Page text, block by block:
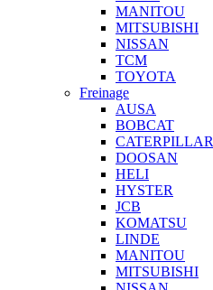
MANITOU
MITSUBISHI
NISSAN
TCM
TOYOTA
Freinage
AUSA
BOBCAT
CATERPILLAR
DOOSAN
HELI
HYSTER
JCB
KOMATSU
LINDE
MANITOU
MITSUBISHI